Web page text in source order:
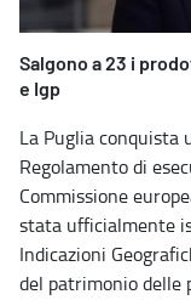
Salgono a 23 i
e Igp
La Puglia conquista
Regolamento di
Commissione
stata ufficialmente
Indicazioni
del patrimonio delle